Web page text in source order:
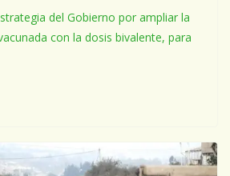
del Gobierno por ampliar la
con la dosis bivalente, para